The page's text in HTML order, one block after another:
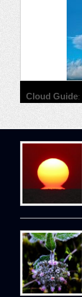
Cloud Guide: